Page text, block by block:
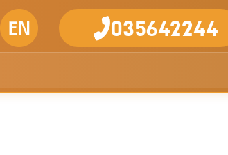
035642244